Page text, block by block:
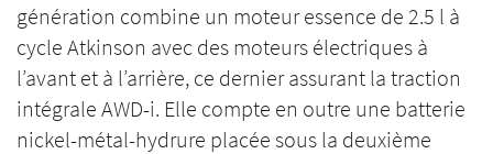
génération combine un moteur essence de 2.5 l à
cycle Atkinson avec des moteurs électriques à
l’avant et à l’arrière, ce dernier assurant la traction
intégrale AWD-i. Elle compte en outre une batterie
nickel-métal-hydrure placée sous la deuxième